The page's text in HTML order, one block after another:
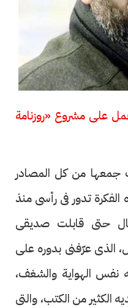
على مشروع «روزنامة
جمعها من كل المصادر
الفكرة تدور فى رأسى منذ
حتى قابلت صديقى
الذى عرّفنى بدوره على
نفس الهواية والشغف،
الكثير من الكتب، والتى